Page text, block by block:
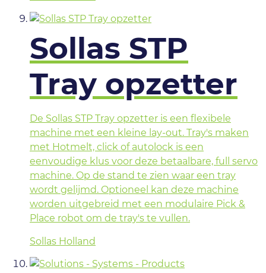
Sollas STP
Tray opzetter
De Sollas STP Tray opzetter is een flexibele
machine met een kleine lay-out. Tray's maken
met Hotmelt, click of autolock is een
eenvoudige klus voor deze betaalbare, full servo
machine. Op de stand te zien waar een tray
wordt gelijmd. Optioneel kan deze machine
worden uitgebreid met een modulaire Pick &
Place robot om de tray's te vullen.
Sollas Holland